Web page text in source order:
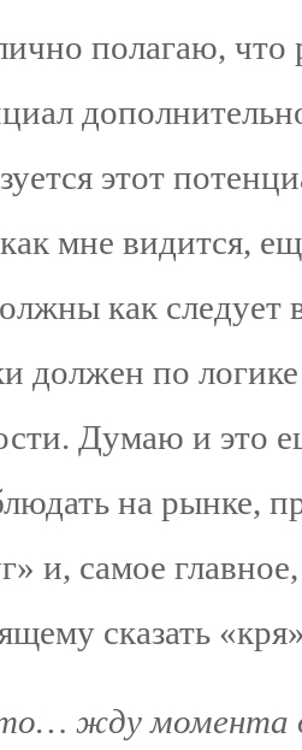
полагаю,
этот
мне видится,
как следует
должен по
Думаю и это
на рынке,
и, самое
сказать
жду момента